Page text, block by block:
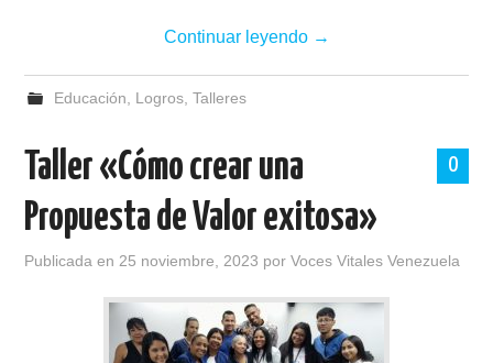
Continuar leyendo →
Educación Logros, Talleres
0
Taller «Cómo crear una
Propuesta de Valor exitosa»
Publicada en 25 noviembre, 2023 porVoces Vitales Venezuela